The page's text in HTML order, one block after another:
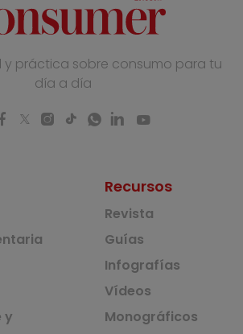
y práctica sobre consumo para tu
día a día
y
Recursos
Revista
Guías
Infografías
Vídeos
Monográficos